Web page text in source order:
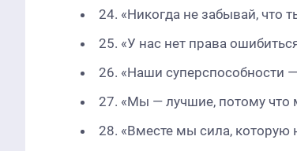
24. «Никогда не забывай, что
25. «У нас нет права
26. «Наши суперспособности
27. «Мы — лучшие, потому что
28. «Вместе мы сила, которую